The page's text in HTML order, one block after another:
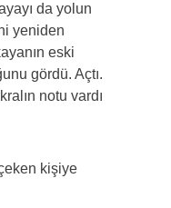
da yolun
yeniden
eski
gördü. Açtı.
notu vardı
kişiye